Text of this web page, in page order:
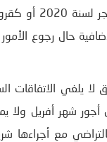
على العطل
حال رجوع الأمور
لا يلغي الاتفاقات
شهر أفريل ولا
بالتراضي مع